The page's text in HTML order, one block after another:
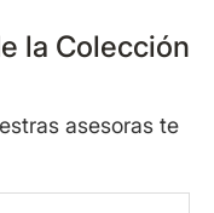
la Colección
asesoras te